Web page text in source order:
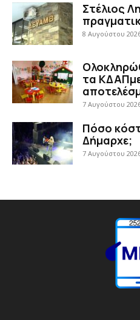
Στέλιος
8 Αυγούστου
τα
7 Αυγούστου
Πόσο
Δήμαρχε;
7 Αυγούστου